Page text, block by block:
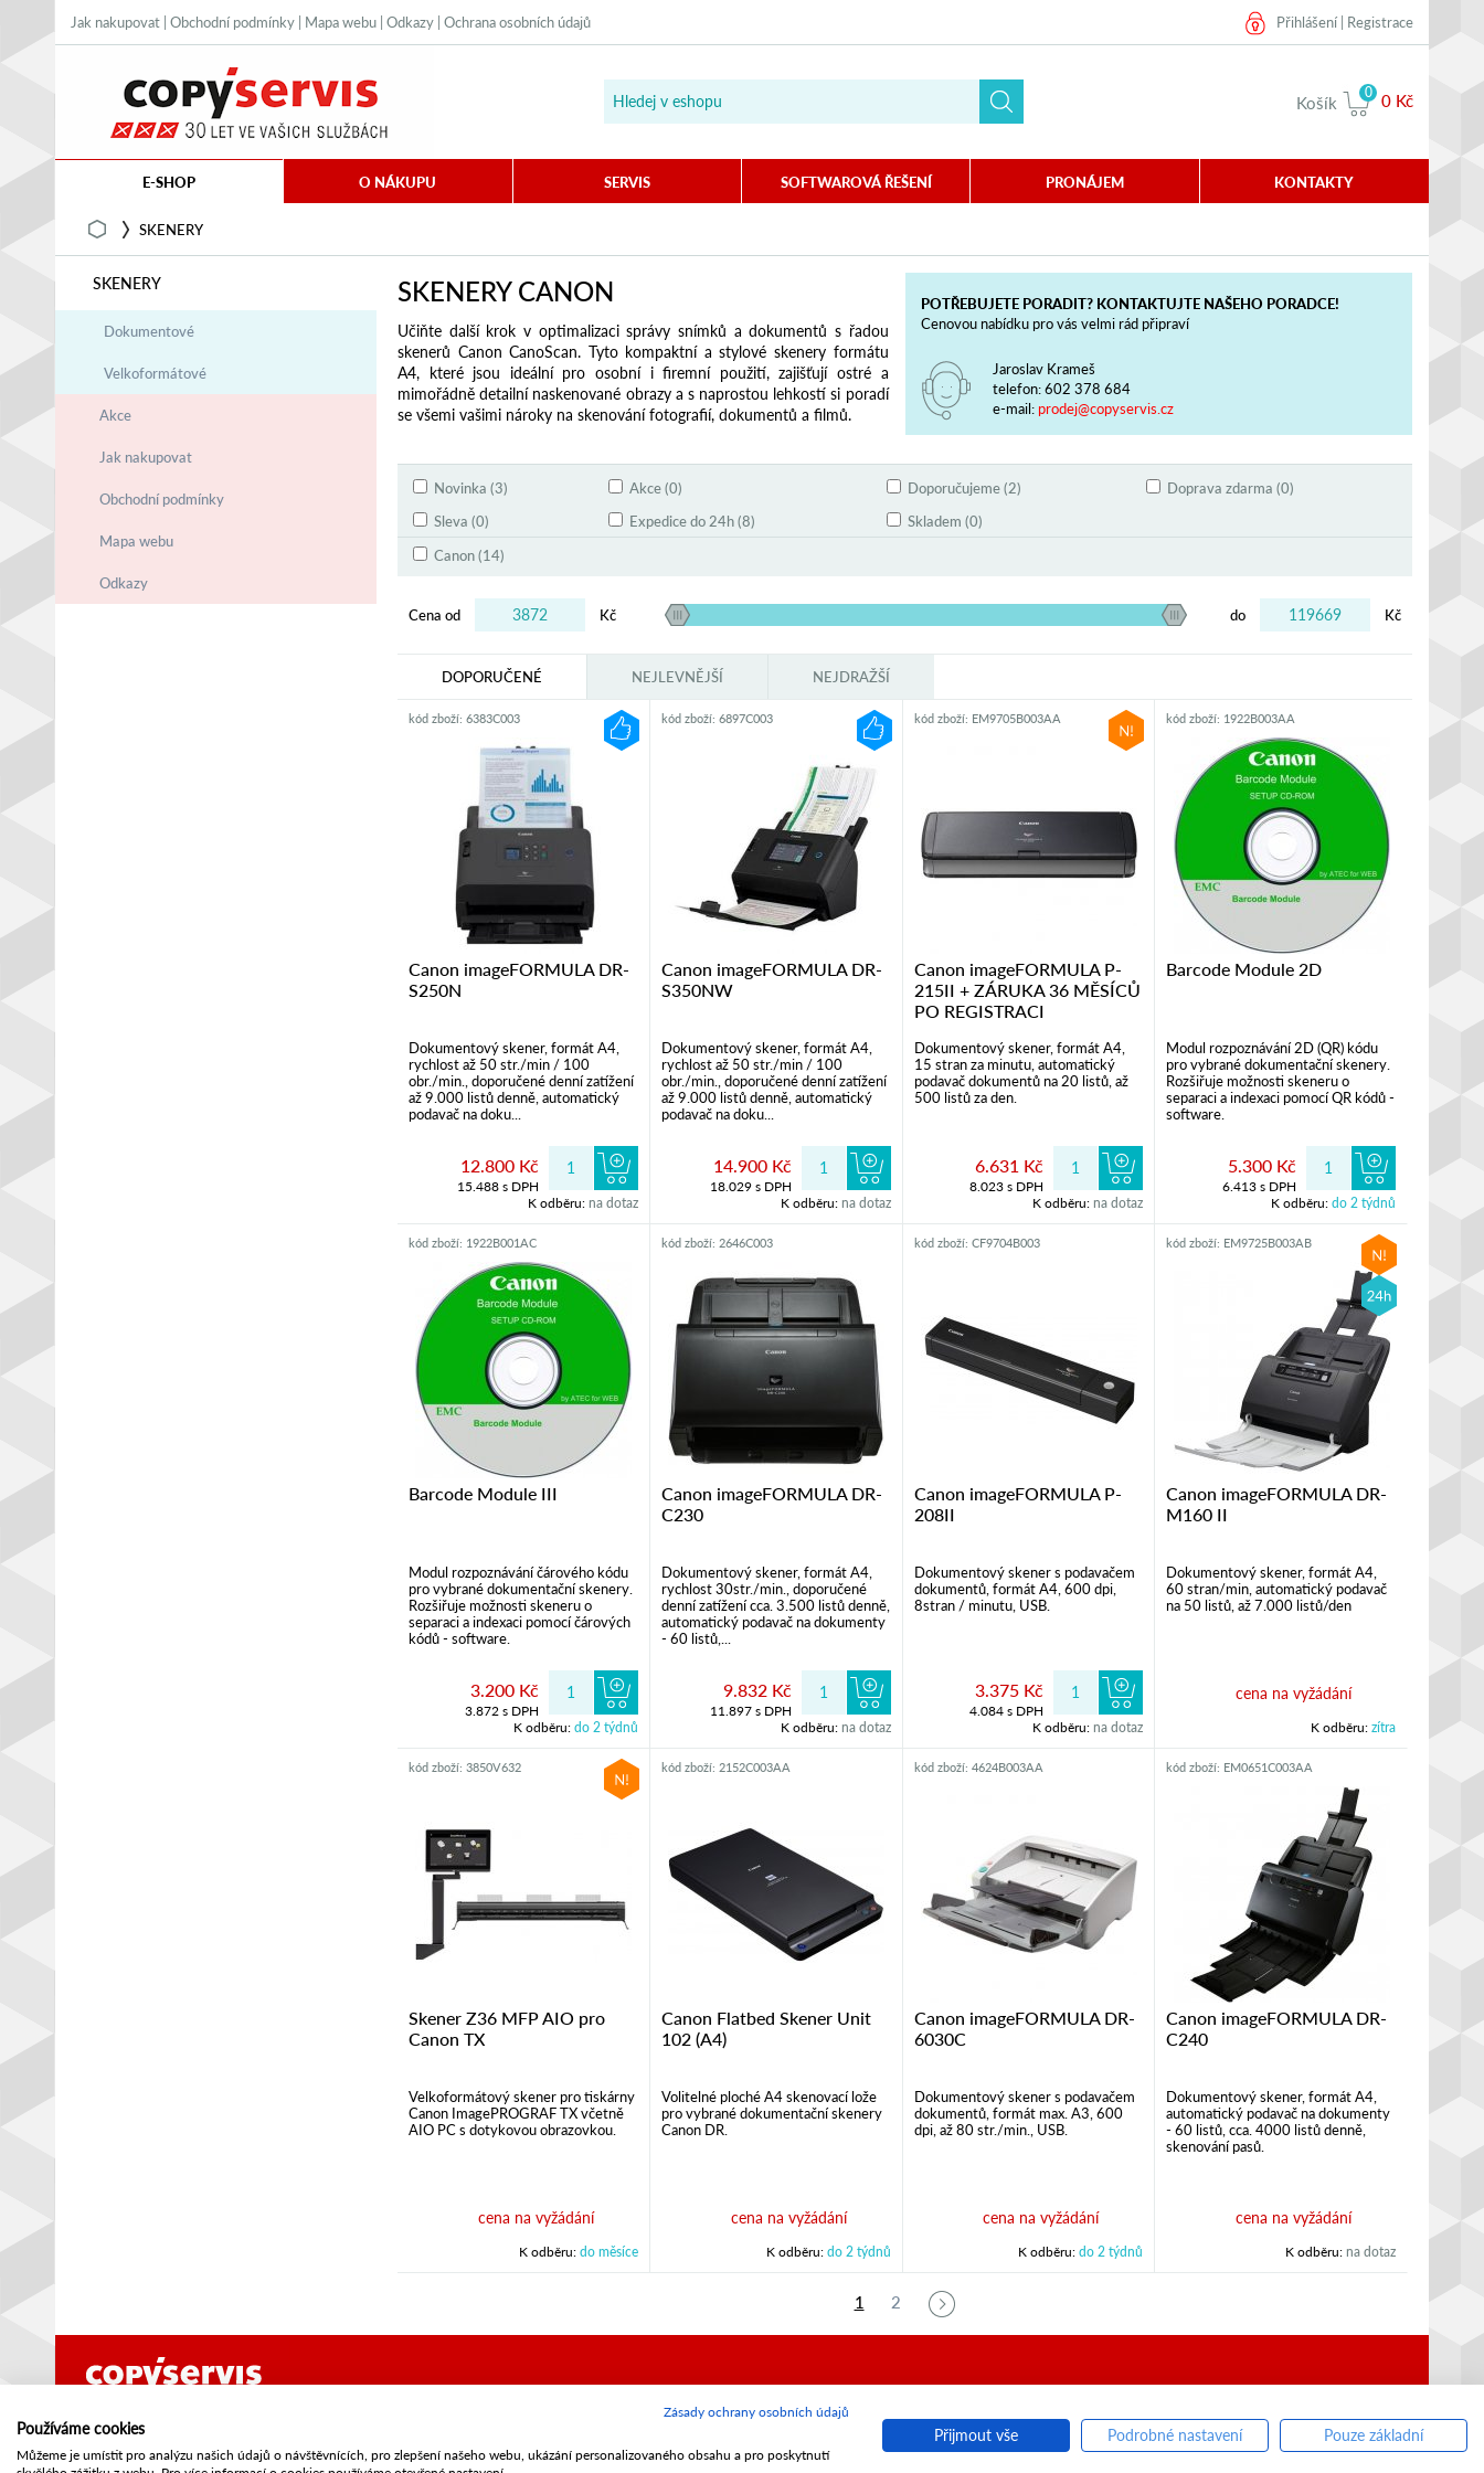
Jak nakupovat Obchodní podmínky Mapa webu Odkazy Ochrana osobních údajů Přihlášení Registrace
Košík
0 0 Kč
E-SHOP O NÁKUPU SERVIS SOFTWAROVÁ ŘEŠENÍ PRONÁJEM KONTAKTY
SKENERY
SKENERY
Dokumentové
Velkoformátové
Akce
Jak nakupovat
Obchodní podmínky
Mapa webu
Odkazy
SKENERY CANON
Učiňte další krok v optimalizaci správy snímků a dokumentů s řadou
skenerů Canon CanoScan. Tyto kompaktní a stylové skenery formátu
A4, které jsou ideální pro osobní i firemní použití, zajišťují ostré a
mimořádně detailní naskenované obrazy a s naprostou lehkostí si poradí
se všemi vašimi nároky na skenování fotografií, dokumentů a filmů.
POTŘEBUJETE PORADIT? KONTAKTUJTE NAŠEHO PORADCE!
Cenovou nabídku pro vás velmi rád připraví
Jaroslav Krameš
telefon:602 378 684
e-mail: prodej@copyservis.cz
Novinka (3) Akce (0) Doporučujeme (2)
Doprava zdarma (0)
Sleva (0)
Expedice do 24h (8)
Skladem (0)
Canon (14)
Cena od Kč do Kč
DOPORUČENÉ NEJLEVNĚJŠÍ NEJDRAŽŠÍ
kód zboží: 6383C003
Canon imageFORMULA DR-
S250N
Dokumentový skener, formát A4,
rychlost až 50 str./min / 100
obr./min., doporučené denní zatížení
až 9.000 listů denně, automatický
podavač na doku...
12.800 Kč
15.488 s DPH
K odběru: na dotaz
kód zboží: 6897C003
Canon imageFORMULA DR-
S350NW
Dokumentový skener, formát A4,
rychlost až 50 str./min / 100
obr./min., doporučené denní zatížení
až 9.000 listů denně, automatický
podavač na doku...
14.900 Kč
18.029 s DPH
K odběru: na dotaz
kód zboží: EM9705B003AA
Canon imageFORMULA P-
215II + ZÁRUKA 36 MĚSÍCŮ
PO REGISTRACI
Dokumentový skener, formát A4,
15 stran za minutu, automatický
podavač dokumentů na 20 listů, až
500 listů za den.
6.631 Kč
8.023 s DPH
K odběru:na dotaz
kód zboží: 1922B003AA
Barcode Module 2D
Modul rozpoznávání 2D (QR) kódu
pro vybrané dokumentační skenery.
Rozšiřuje možnosti skeneru o
separaci a indexaci pomocí QR kódů -
software.
5.300 Kč
6.413 s DPH
K odběru:do 2 týdnů
kód zboží: 1922B001AC
Barcode Module III
Modul rozpoznávání čárového kódu
pro vybrané dokumentační skenery.
Rozšiřuje možnosti skeneru o
separaci a indexaci pomocí čárových
kódů - software.
3.200 Kč
3.872 s DPH
K odběru: do 2 týdnů
kód zboží: 2646C003
Canon imageFORMULA DR-
C230
Dokumentový skener, formát A4,
rychlost 30str./min., doporučené
denní zatížení cca. 3.500 listů denně,
automatický podavač na dokumenty
- 60 listů,...
9.832 Kč
11.897 s DPH
K odběru: na dotaz
kód zboží: CF9704B003
Canon imageFORMULA P-
208II
Dokumentový skener s podavačem
dokumentů, formát A4, 600 dpi,
8stran / minutu, USB.
3.375 Kč
4.084 s DPH
K odběru:na dotaz
kód zboží: EM9725B003AB
Canon imageFORMULA DR-
M160 II
Dokumentový skener, formát A4,
60 stran/min, automatický podavač
na 50 listů, až 7.000 listů/den
cena na vyžádání
K odběru:zítra
kód zboží: 3850V632
Skener Z36 MFP AIO pro
Canon TX
Velkoformátový skener pro tiskárny
Canon ImagePROGRAF TX včetně
AIO PC s dotykovou obrazovkou.
cena na vyžádání
K odběru: do měsíce
kód zboží: 2152C003AA
Canon Flatbed Skener Unit
102 (A4)
Volitelné ploché A4 skenovací lože
pro vybrané dokumentační skenery
Canon DR.
cena na vyžádání
K odběru: do 2 týdnů
kód zboží: 4624B003AA
Canon imageFORMULA DR-
6030C
Dokumentový skener s podavačem
dokumentů, formát max. A3, 600
dpi, až 80 str./min., USB.
cena na vyžádání
K odběru:do 2 týdnů
kód zboží: EM0651C003AA
Canon imageFORMULA DR-
C240
Dokumentový skener, formát A4,
automatický podavač na dokumenty
- 60 listů, cca. 4000 listů denně,
skenování pasů.
cena na vyžádání
K odběru:na dotaz
1 2
Ricoh service partner
150 00 Praha 5 - Smíchov
Obchod:
+420 257 315 732
E-mail:
e-shop@copyservis.cz
e-business B2B
Winternet s.r.o.
Design © 2016LOGOFOGO
Zásady ochrany osobních údajů
Používáme cookies
Můžeme je umístit pro analýzu našich údajů o návštěvnících, pro zlepšení našeho webu, ukázání personalizovaného obsahu a pro poskytnutí
Přijmout vše Podrobné nastavení Pouze základní